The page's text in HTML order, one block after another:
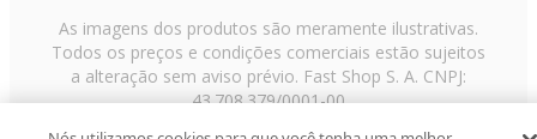
As imagens dos produtos são meramente ilustrativas.
Todos os preços e condições comerciais estão sujeitos
a alteração sem aviso prévio. Fast Shop S. A. CNPJ:
43.708.379/0001-00